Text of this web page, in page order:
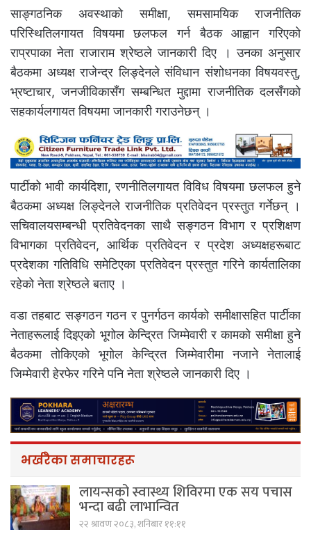
साङ्गठनिक अवस्थाको समीक्षा, समसामयिक राजनीतिक
परिस्थितिलगायत विषयमा छलफल गर्न बैठक आह्वान गरिएको
राप्रपाका नेता राजाराम श्रेष्ठले जानकारी दिए । उनका अनुसार
बैठकमा अध्यक्ष राजेन्द्र लिङ्देनले संविधान संशोधनका विषयवस्तु,
भ्रष्टाचार, जनजीविकासँग सम्बन्धित मुद्दामा राजनीतिक दलसँगको
सहकार्यलगायत विषयमा जानकारी गराउनेछन् ।
पार्टीको भावी कार्यदिशा, रणनीतिलगायत विविध विषयमा छलफल हुने
बैठकमा अध्यक्ष लिङ्देनले राजनीतिक प्रतिवेदन प्रस्तुत गर्नेछन् ।
सचिवालयसम्बन्धी प्रतिवेदनका साथै सङ्गठन विभाग र प्रशिक्षण
विभागका प्रतिवेदन, आर्थिक प्रतिवेदन र प्रदेश अध्यक्षहरूबाट
प्रदेशका गतिविधि समेटिएका प्रतिवेदन प्रस्तुत गरिने कार्यतालिका
रहेको नेता श्रेष्ठले बताए ।
वडा तहबाट सङ्गठन गठन र पुनर्गठन कार्यको समीक्षासहित पार्टीका
नेताहरूलाई दिइएको भूगोल केन्द्रित जिम्मेवारी र कामको समीक्षा हुने
बैठकमा तोकिएको भूगोल केन्द्रित जिम्मेवारीमा नजाने नेतालाई
जिम्मेवारी हेरफेर गरिने पनि नेता श्रेष्ठले जानकारी दिए ।
भर्खरैका समाचारहरू
लायन्सको स्वास्थ्य शिविरमा एक सय पचास
भन्दा बढी लाभान्वित
२२ श्रावण २०८३, शनिबार ११:११